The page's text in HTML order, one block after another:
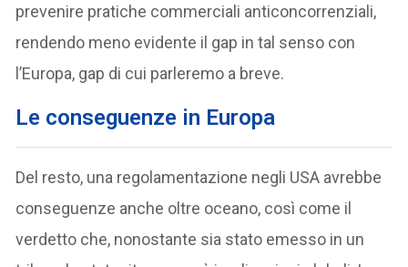
prevenire pratiche commerciali anticoncorrenziali,
rendendo meno evidente il gap in tal senso con
l’Europa, gap di cui parleremo a breve.
Le conseguenze in Europa
Del resto, una regolamentazione negli USA avrebbe
conseguenze anche oltre oceano, così come il
verdetto che, nonostante sia stato emesso in un